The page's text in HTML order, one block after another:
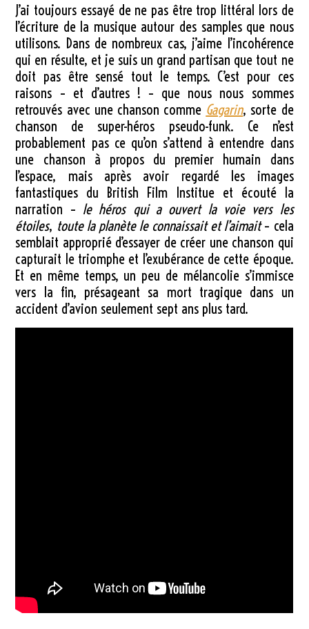
J’ai toujours essayé de ne pas être trop littéral lors de
l’écriture de la musique autour des samples que nous
utilisons. Dans de nombreux cas, j’aime l’incohérence
qui en résulte, et je suis un grand partisan que tout ne
doit pas être sensé tout le temps. C’est pour ces
raisons – et d’autres ! – que nous nous sommes
retrouvés avec une chanson comme Gagarin, sorte de
chanson de super-héros pseudo-funk. Ce n’est
probablement pas ce qu’on s’attend à entendre dans
une chanson à propos du premier humain dans
l’espace, mais après avoir regardé les images
fantastiques du British Film Institue et écouté la
narration – le héros qui a ouvert la voie vers les
étoiles, toute la planète le connaissait et l’aimait– cela
semblait approprié d’essayer de créer une chanson qui
capturait le triomphe et l’exubérance de cette époque.
Et en même temps, un peu de mélancolie s’immisce
vers la fin, présageant sa mort tragique dans un
accident d’avion seulement sept ans plus tard.